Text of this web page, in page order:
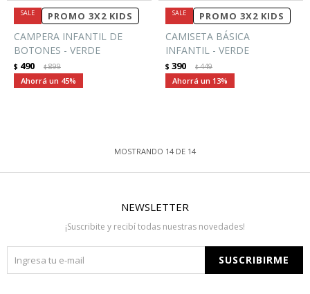
PROMO 3X2 KIDS
CAMPERA INFANTIL DE
BOTONES - VERDE
$ 490 $899
45
PROMO 3X2 KIDS
CAMISETA BÁSICA
INFANTIL - VERDE
$ 390 $449
13
MOSTRANDO 14 DE 14
NEWSLETTER
¡Suscribite y recibí todas nuestras novedades!
SUSCRIBIRME